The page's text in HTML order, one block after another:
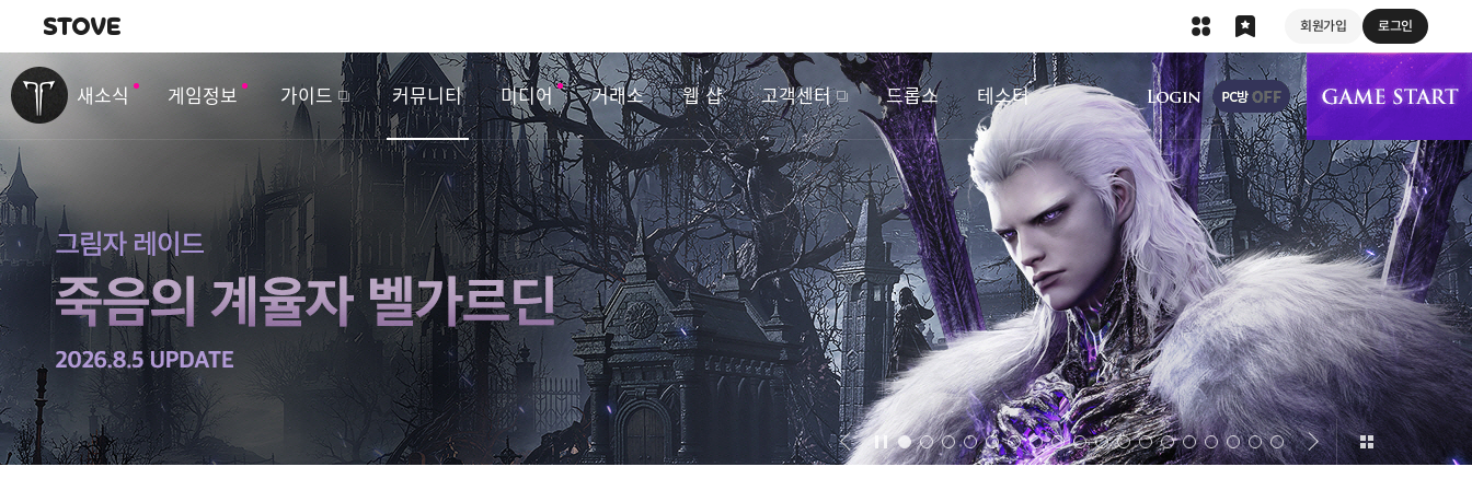
회원가입 로그인
내비게이션
새소식 게임정보 가이드 커뮤니티 미디어 거래소 웹 샵 고객센터 드롭스 테스터
상단 메뉴
벤
트
&
업
데
이
트